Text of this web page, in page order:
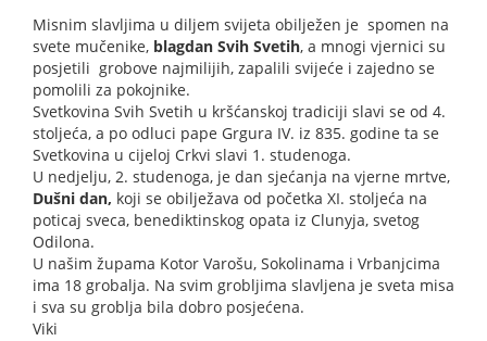
Misnim slavljima u diljem svijeta obilježen je spomen na
svete mučenike, blagdan Svih Svetih, a mnogi vjernici su
posjetili grobove najmilijih, zapalili svijeće i zajedno se
pomolili za pokojnike.
Svetkovina Svih Svetih u kršćanskoj tradiciji slavi se od 4.
stoljeća, a po odluci pape Grgura IV. iz 835. godine ta se
Svetkovina u cijeloj Crkvi slavi 1. studenoga.
U nedjelju, 2. studenoga, je dan sjećanja na vjerne mrtve,
Dušni dan, koji se obilježava od početka XI. stoljeća na
poticaj sveca, benediktinskog opata iz Clunyja, svetog
Odilona.
U našim župama Kotor Varošu, Sokolinama i Vrbanjcima
ima 18 grobalja. Na svim grobljima slavljena je sveta misa
i sva su groblja bila dobro posjećena.
Viki